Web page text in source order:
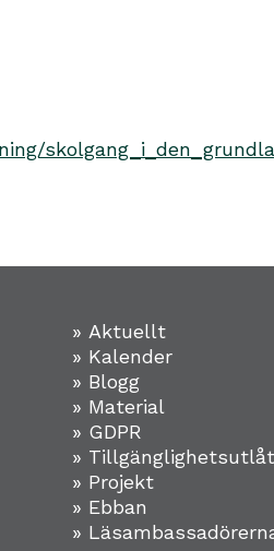
» Aktuellt
» Kalender
» Blogg
» Material
» GDPR
»
» Projekt
» Ebban
»